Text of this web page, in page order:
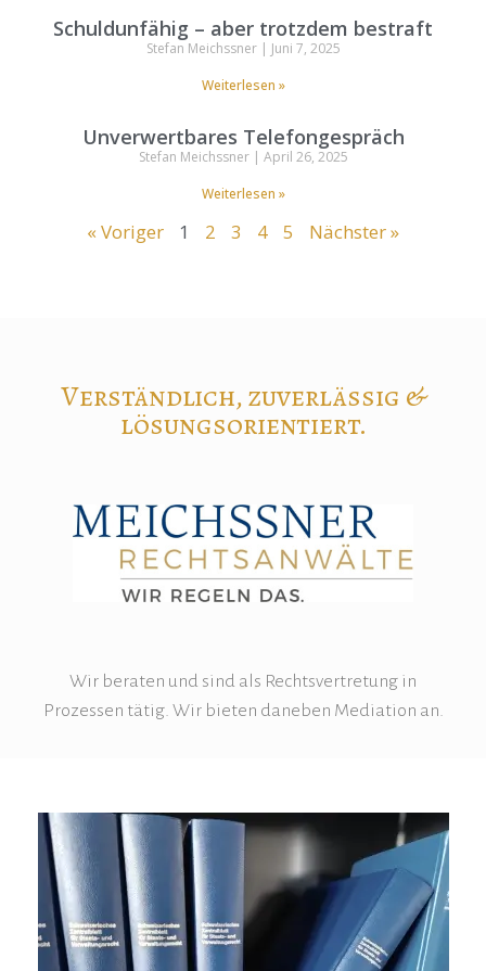
Schuldunfähig – aber trotzdem bestraft
Stefan Meichssner
Juni 7, 2025
Weiterlesen »
Unverwertbares Telefongespräch
Stefan Meichssner
April 26, 2025
Weiterlesen »
« Voriger 1 2 3 4 5 Nächster »
Verständlich, zuverlässig &
lösungsorientiert.
Wir beraten und sind als Rechtsvertretung in
Prozessen tätig. Wir bieten daneben Mediation an.